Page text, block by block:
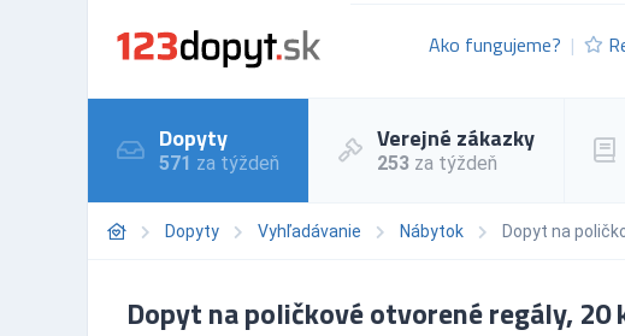
Ako fungujeme?
Dopyty
571 za týždeň
Verejné zákazky
253 za týždeň
Dopyty Vyhľadávanie Nábytok Dopyt na
Dopyt na poličkové otvorené regály, 20